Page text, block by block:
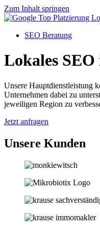
Zum Inhalt springen
SEO Beratung
Lokales
Unsere Hauptdienstleistung
Unternehmen dabei zu
jeweiligen Region zu
Jetzt anfragen
Unsere Kunden